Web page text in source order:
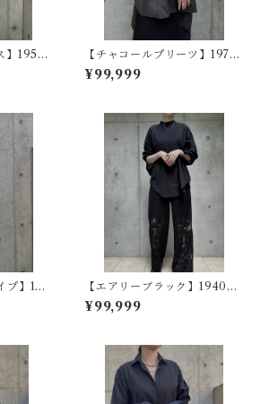
】1950
テージ
め
【チャコールプリーツ】1970s
フランスヴィンテージドレス
シャツ - 草木染め
¥99,999
プ】193
ジドレ
【エアリーブラック】1940~5
0s アメリカヴィンテージドレ
スシャツ - 京黒染めオーバー
¥99,999